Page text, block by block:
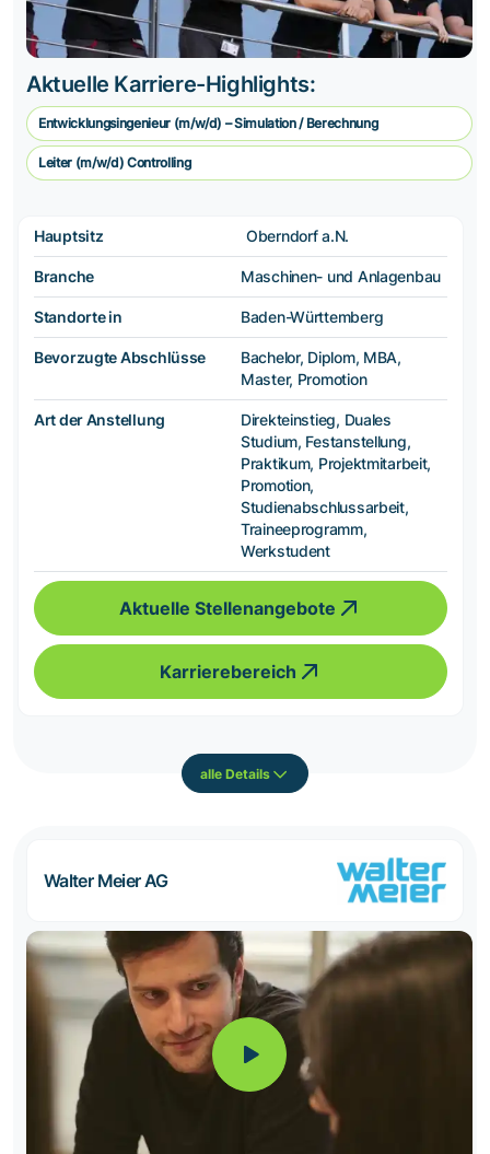
Aktuelle Karriere-Highlights:
Entwicklungsingenieur (m/w/d) – Simulation / Berechnung
Leiter (m/w/d) Controlling
Hauptsitz Oberndorf a.N.
Branche Maschinen- und Anlagenbau
Standorte in Baden-Württemberg
Bevorzugte Abschlüsse
Bachelor, Diplom, MBA,
Master, Promotion
Art der Anstellung
Direkteinstieg, Duales
Studium, Festanstellung,
Praktikum, Projektmitarbeit,
Promotion,
Studienabschlussarbeit,
Traineeprogramm,
Werkstudent
Aktuelle Stellenangebote
Karrierebereich
alle Details
Walter Meier AG